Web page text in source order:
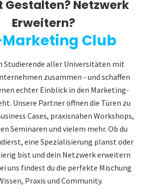
Gestalten? Netzwerk
Erweitern?
Club
Studierende aller Universitäten mit
zusammen - und schaffen
echter Einblick in den Marketing-
Unsere Partner öffnen die Türen zu
Cases, praxisnahen Workshops,
Seminaren und vielem mehr. Ob du
eine Spezialisierung planst oder
bist und dein Netzwerk erweitern
uns findest du die perfekte Mischung
Praxis und Community.